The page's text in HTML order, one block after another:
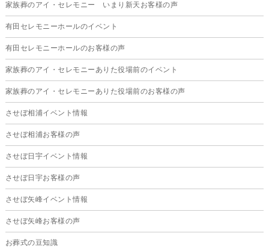
家族葬のアイ・セレモニー いまり新天お客様の声
有田セレモニーホールのイベント
有田セレモニーホールのお客様の声
家族葬のアイ・セレモニーありた役場前のイベント
家族葬のアイ・セレモニーありた役場前のお客様の声
させぼ相浦イベント情報
させぼ相浦お客様の声
させぼ日宇イベント情報
させぼ日宇お客様の声
させぼ矢峰イベント情報
させぼ矢峰お客様の声
お葬式の豆知識